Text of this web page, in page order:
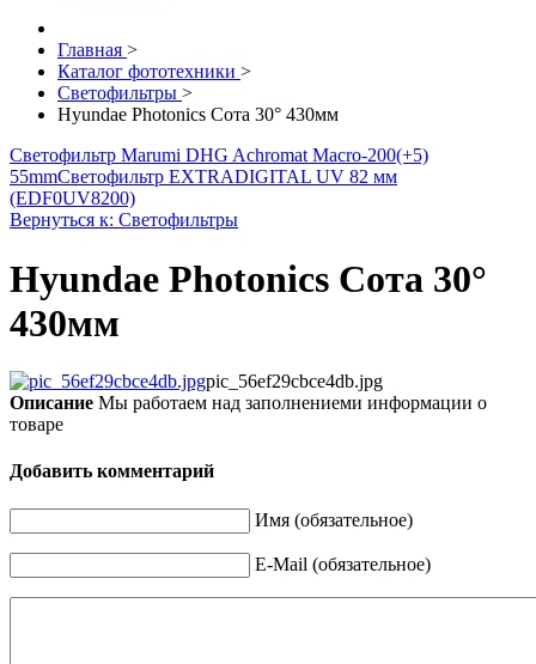
Главная >
Каталог фототехники >
Светофильтры >
Hyundae Photonics Сота 30° 430мм
Светофильтр Marumi DHG Achromat Macro-200(+5)
55mmСветофильтр EXTRADIGITAL UV 82 мм
(EDF0UV8200)
Вернуться к: Светофильтры
Hyundae Photonics Сота 30°
430мм
pic_56ef29cbce4db.jpg
Описание Мы работаем над заполнениеми информации о
товаре
Добавить комментарий
Имя (обязательное)
E-Mail (обязательное)